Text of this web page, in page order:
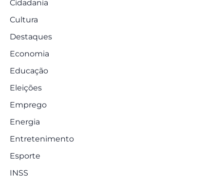
Cidadania
Cultura
Destaques
Economia
Educação
Eleições
Emprego
Energia
Entretenimento
Esporte
INSS